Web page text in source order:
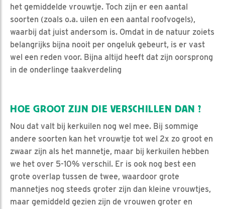
het gemiddelde vrouwtje. Toch zijn er een aantal
soorten (zoals o.a. uilen en een aantal roofvogels),
waarbij dat juist andersom is. Omdat in de natuur zoiets
belangrijks bijna nooit per ongeluk gebeurt, is er vast
wel een reden voor. Bijna altijd heeft dat zijn oorsprong
in de onderlinge taakverdeling
HOE GROOT ZIJN DIE VERSCHILLEN DAN ?
Nou dat valt bij kerkuilen nog wel mee. Bij sommige
andere soorten kan het vrouwtje tot wel 2x zo groot en
zwaar zijn als het mannetje, maar bij kerkuilen hebben
we het over 5-10% verschil. Er is ook nog best een
grote overlap tussen de twee, waardoor grote
mannetjes nog steeds groter zijn dan kleine vrouwtjes,
maar gemiddeld gezien zijn de vrouwen groter en